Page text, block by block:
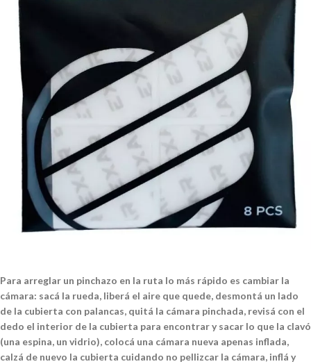
Para arreglar un pinchazo en la ruta lo más rápido es cambiar la
cámara: sacá la rueda, liberá el aire que quede, desmontá un lado
de la cubierta con palancas, quitá la cámara pinchada, revisá con el
dedo el interior de la cubierta para encontrar y sacar lo que la clavó
(una espina, un vidrio), colocá una cámara nueva apenas inflada,
calzá de nuevo la cubierta cuidando no pellizcar la cámara, inflá y